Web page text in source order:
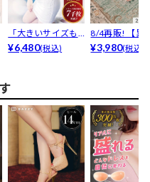
「大きいサイズも
安い!」と大好評★
¥6,480(税込)
8/4再販! 【累
00足販売】シ
¥3,980(税込)